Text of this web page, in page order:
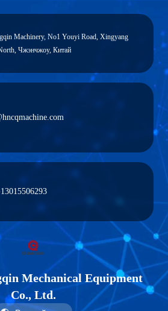
Machinery, No1 Youyi Road, Xingyang
Чжэнчжоу, Китай
Mechanical Equipment
Co., Ltd.